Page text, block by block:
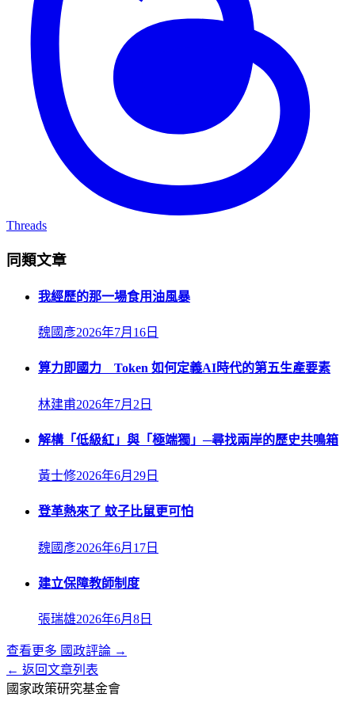
Threads
同類文章
我經歷的那一場食用油風暴
魏國彥2026年7月16日
算力即國力 Token 如何定義AI時代的第五生產要素
林建甫2026年7月2日
解構「低級紅」與「極端獨」─尋找兩岸的歷史共鳴箱
黃士修2026年6月29日
登革熱來了 蚊子比鼠更可怕
魏國彥2026年6月17日
建立保障教師制度
張瑞雄2026年6月8日
查看更多 國政評論 →
← 返回文章列表
國家政策研究基金會